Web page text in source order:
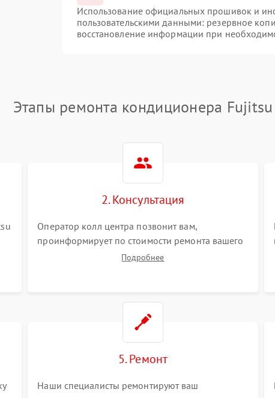
Использование официальных прошивок и
пользовательскими данными: резервное
восстановление информации при
Этапы ремонта кондиционера Fujitsu
2. Консультация
Оператор колл центра позвонит вам,
проинформирует по стоимости ремонта вашего
кондиционера а также ответит на все ваши
Подробнее
5. Ремонт
Наши специалисты ремонтируют ваш